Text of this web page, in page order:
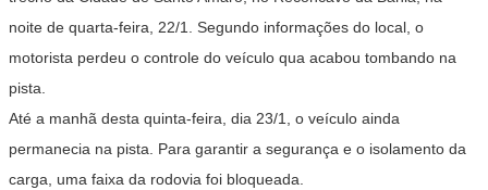
noite de quarta-feira, 22/1. Segundo informações do local, o
motorista perdeu o controle do veículo qua acabou tombando na
pista.
Até a manhã desta quinta-feira, dia 23/1, o veículo ainda
permanecia na pista. Para garantir a segurança e o isolamento da
carga, uma faixa da rodovia foi bloqueada.